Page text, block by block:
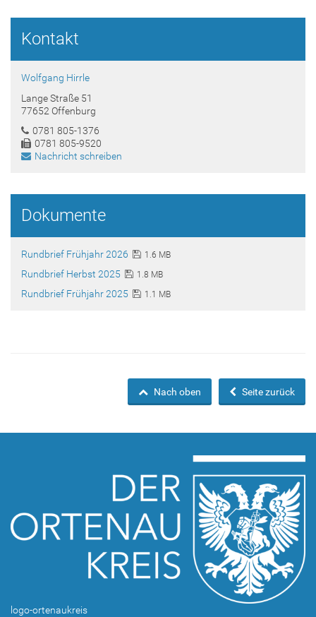
Kontakt
Wolfgang Hirrle
Lange Straße 51
77652 Offenburg
0781 805-1376
0781 805-9520
Nachricht schreiben
Dokumente
Rundbrief Frühjahr 2026 1.6 MB
Rundbrief Herbst 2025 1.8 MB
Rundbrief Frühjahr 2025 1.1 MB
Seite zurück
Nach oben
logo-ortenaukreis